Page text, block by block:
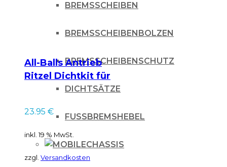
BREMSSCHEIBEN
BREMSSCHEIBENBOLZEN
BREMSSCHEIBENSCHUTZ
DICHTSÄTZE
FUSSBREMSHEBEL
CHASSIS
All-Balls Antrieb
Ritzel Dichtkit für
KTM SXF 250/350 11-
23.95 €
inkl. 19 % MwSt.
zzgl. Versandkosten